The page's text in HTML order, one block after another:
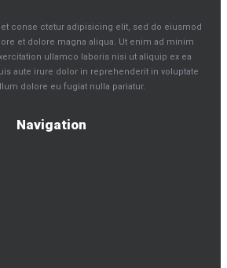
conse ctetur adipisicing elit, sed do eiusmod
et dolore magna aliqua. Ut enim ad minim
ullamco laboris nisi ut aliquip ex ea
aute irure dolor in reprehenderit in voluptate
dolore eu fugiat nulla pariatur.
Navigation